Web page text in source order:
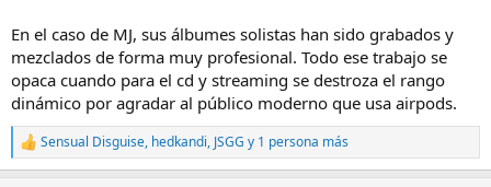
En el caso de MJ, sus álbumes solistas han sido grabados y
mezclados de forma muy profesional. Todo ese trabajo se
opaca cuando para el cd y streaming se destroza el rango
dinámico por agradar al público moderno que usa airpods.
R
e
Sensual Disguise, hedkandi, JSGG y 1 persona más